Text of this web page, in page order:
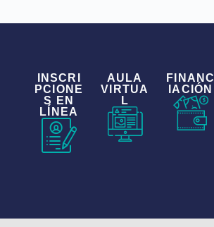
INSCRI
PCIONE
S EN
LÍNEA
AULA
VIRTUA
L
FINANC
IACIÓN